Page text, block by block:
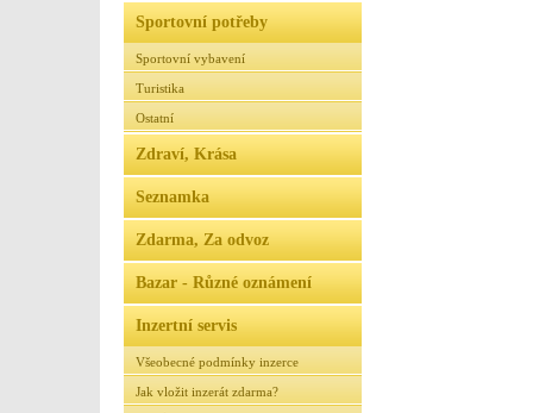
Sportovní potřeby
Sportovní vybavení
Turistika
Ostatní
Zdraví, Krása
Seznamka
Zdarma, Za odvoz
Bazar - Různé oznámení
Inzertní servis
Všeobecné podmínky inzerce
Jak vložit inzerát zdarma?